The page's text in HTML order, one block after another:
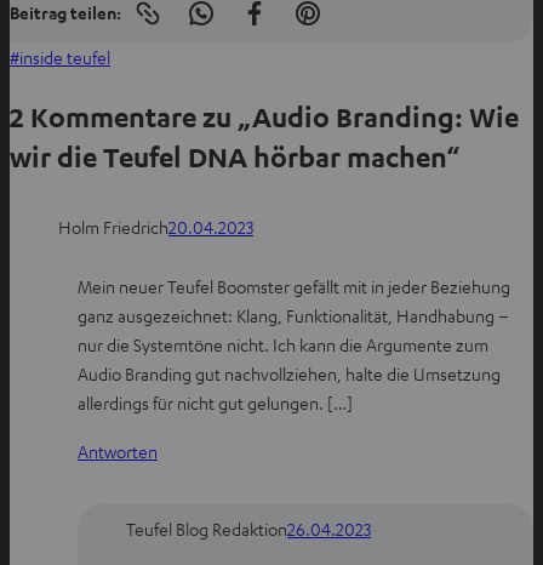
T
a
f
n
e
n
Beitrag teilen:
Link
I
h
t
a
p
t
e
i
l
A
F
a
c
b
o
k
t
e
i
I
i
t
s
t
t
e
i
inside teufel
2 Kommentare zu „Audio Branding: Wie
wir die Teufel DNA hörbar machen“
Holm Friedrich20.04.2023
Mein neuer Teufel Boomster gefällt mit in jeder Beziehung
ganz ausgezeichnet: Klang, Funktionalität, Handhabung –
nur die Systemtöne nicht. Ich kann die Argumente zum
Audio Branding gut nachvollziehen, halte die Umsetzung
allerdings für nicht gut gelungen. […]
Antworten
Teufel Blog Redaktion26.04.2023